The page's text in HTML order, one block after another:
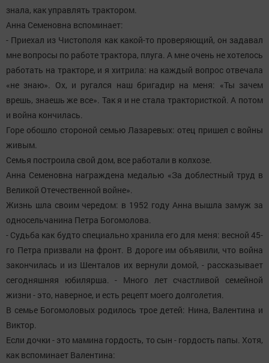
знала, как управлять трактором.
Анна Семеновна вспоминает:
- Приехал из Чистополя как какой-то проверяющий, он задавал
мне вопросы по работе трактора, плуга. А мне очень не хотелось
работать на тракторе, и я хитрила: на каждый вопрос отвечала
«не знаю». Ох, и ругался наш бригадир на меня: «Ты зачем
врешь, знаешь же все». Так я и не стала трактористкой. А потом
и война кончилась.
Горе обошло стороной семью Лазаревых: отец пришел с войны
живым.
Семья построила свой дом, все работали в колхозе.
Анна Семеновна награждена медалью «За доблестный труд в
Великой Отечественной войне».
Жизнь шла своим чередом: в 1952 году Анна вышла замуж за
односельчанина Петра Богомолова.
- Судьба как будто специально хранила его для меня: весной 45-
го Петра призвали на фронт. В дороге им объявили, что война
закончилась и из Шенталов их вернули домой, - рассказывает
сегодняшняя юбилярша. - Много лет счастливой семейной
жизни - это, наверное, и есть рецепт моего долголетия.
В семье Богомоловых родилось трое детей: Нина, Валентина и
Виктор.
Если дочки - это мамина гордость, то сын - гордость папы. Хотя,
как вспоминает Валентина: